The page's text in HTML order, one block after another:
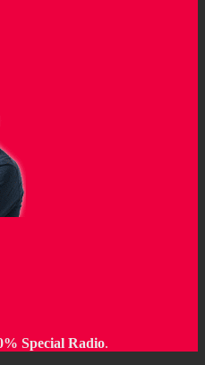
Special Radio.